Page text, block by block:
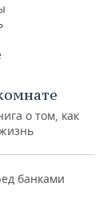
о том, как